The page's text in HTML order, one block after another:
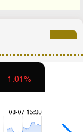
1.01%